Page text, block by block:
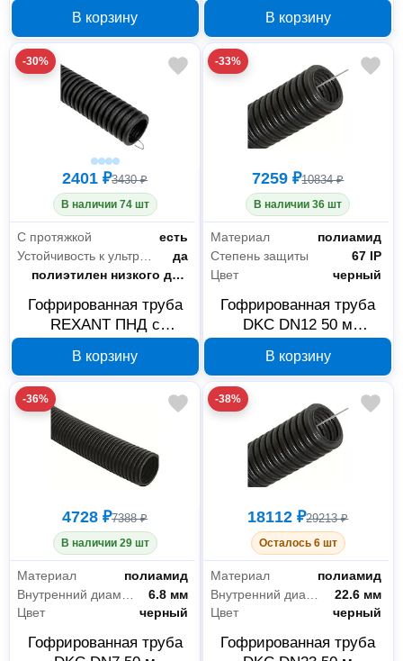
черная 21601(20)
В корзину
черная 28-0020-3
В корзину
-30%
2401 ₽3430 ₽
В наличии 74 шт
С протяжкой
есть
да
Материал
полиэтилен низкого давления
Гофрированная труба
REXANT ПНД с
черная 28-0016-3
В корзину
-33%
7259 ₽10834 ₽
В наличии 36 шт
Материал
полиамид
Степень защиты
67 IP
Цвет
черный
Гофрированная труба
DKC DN12 50 м
В корзину
-36%
4728 ₽7388 ₽
В наличии 29 шт
Материал
полиамид
6.8 мм
Цвет
черный
Гофрированная труба
-38%
18112 ₽29213 ₽
Осталось 6 шт
Материал
полиамид
22.6 мм
Цвет
черный
Гофрированная труба